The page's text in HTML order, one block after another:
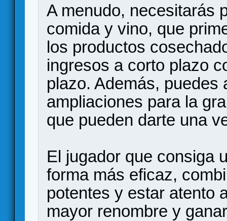
A menudo, necesitarás
comida y vino, que
los productos
ingresos a corto plazo
plazo. Además, puedes
ampliaciones para la
que pueden darte una
El jugador que consiga
forma más eficaz,
potentes y estar atento
mayor renombre y